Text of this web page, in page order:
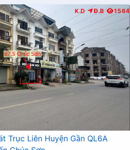
K.D Đ.B 1564
Trục Liên Huyện Gần QL6A